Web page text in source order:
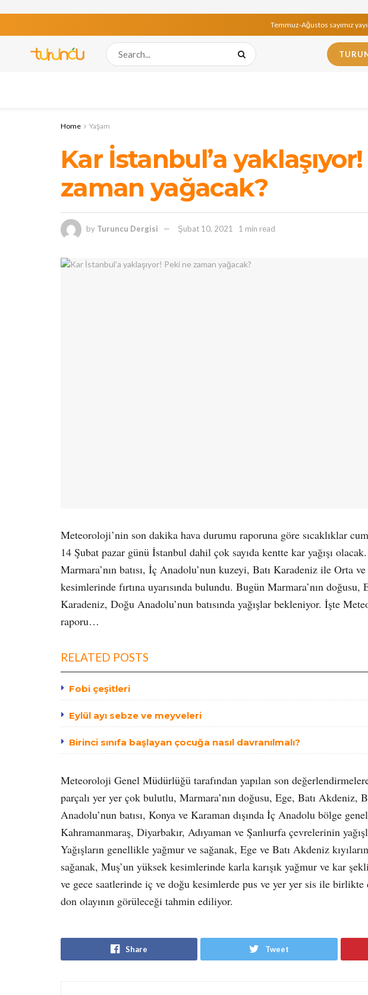
Temmuz-Ağustos sayımız
Home Yaşam
Kar İstanbul’a
zaman yağacak?
by Turuncu Dergisi Şubat 10, 2021 1 min read
Meteoroloji’nin son dakika hava durumu raporuna göre sıcaklıklar
14 Şubat pazar günü İstanbul dahil çok sayıda kentte kar yağışı
Marmara’nın batısı, İç Anadolu’nun kuzeyi, Batı Karadeniz ile Orta
kesimlerinde fırtına uyarısında bulundu. Bugün Marmara’nın
Karadeniz, Doğu Anadolu’nun batısında yağışlar bekleniyor. İşte
raporu…
RELATED POSTS
Fobi çeşitleri
Eylül ayı sebze ve meyveleri
Birinci sınıfa başlayan çocuğa nasıl davranılmalı?
Meteoroloji Genel Müdürlüğü tarafından yapılan son
parçalı yer yer çok bulutlu, Marmara’nın doğusu, Ege, Batı Akdeniz,
Anadolu’nun batısı, Konya ve Karaman dışında İç Anadolu bölge
Kahramanmaraş, Diyarbakır, Adıyaman ve Şanlıurfa çevrelerinin
Yağışların genellikle yağmur ve sağanak, Ege ve Batı Akdeniz
sağanak, Muş’un yüksek kesimlerinde karla karışık yağmur ve kar
ve gece saatlerinde iç ve doğu kesimlerde pus ve yer yer sis ile
don olayının görüleceği tahmin ediliyor.
Share Tweet